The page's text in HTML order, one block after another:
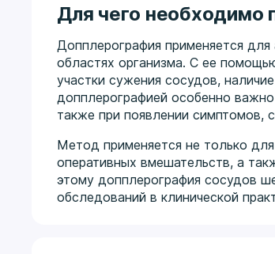
Для чего необходимо
Допплерография применяется
областях организма. С ее
участки сужения сосудов,
допплерографией особенно
также при появлении симптомов,
Метод применяется не только
оперативных вмешательств, а
этому допплерография сосудов
обследований в клинической